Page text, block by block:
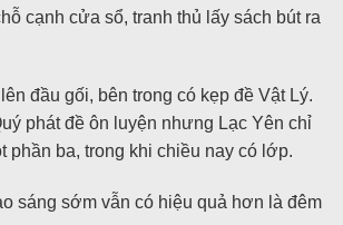
cạnh cửa sổ, tranh thủ lấy sách bút ra
đầu gối, bên trong có kẹp đề Vật Lý.
phát đề ôn luyện nhưng Lạc Yên chỉ
phần ba, trong khi chiều nay có lớp.
sáng sớm vẫn có hiệu quả hơn là đêm